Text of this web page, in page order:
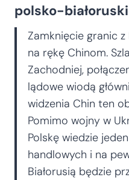
polsko-
Zamknięcie granic
na rękę Chinom.
Zachodniej,
lądowe wiodą
widzenia Chin ten
Pomimo wojny w
Polskę wiedzie
handlowych i na
Białorusią będzie